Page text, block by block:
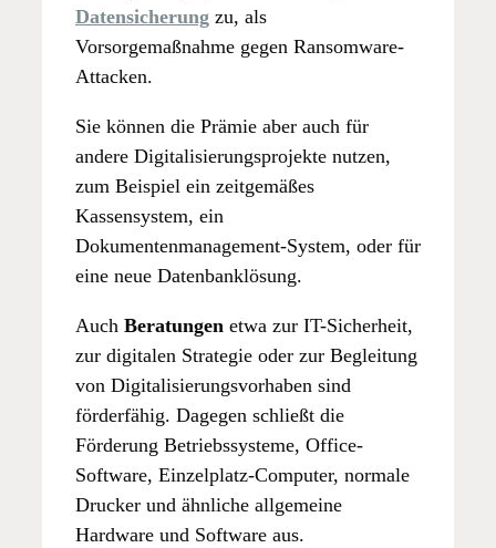
Datensicherung zu, als
Vorsorgemaßnahme gegen Ransomware-
Attacken.
Sie können die Prämie aber auch für
andere Digitalisierungsprojekte nutzen,
zum Beispiel ein zeitgemäßes
Kassensystem, ein
Dokumentenmanagement-System, oder für
eine neue Datenbanklösung.
Auch Beratungen etwa zur IT-Sicherheit,
zur digitalen Strategie oder zur Begleitung
von Digitalisierungsvorhaben sind
förderfähig. Dagegen schließt die
Förderung Betriebssysteme, Office-
Software, Einzelplatz-Computer, normale
Drucker und ähnliche allgemeine
Hardware und Software aus.